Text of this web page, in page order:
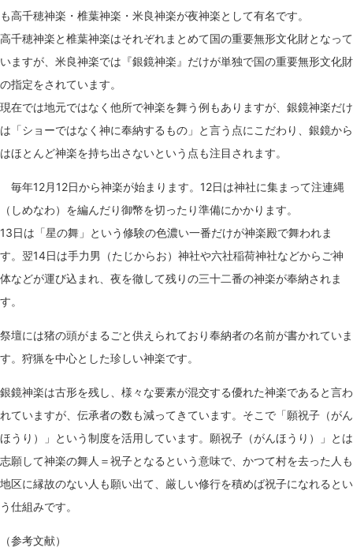
も高千穂神楽・椎葉神楽・米良神楽が夜神楽として有名です。
高千穂神楽と椎葉神楽はそれぞれまとめて国の重要無形文化財となって
いますが、米良神楽では『銀鏡神楽』だけが単独で国の重要無形文化財
の指定をされています。
現在では地元ではなく他所で神楽を舞う例もありますが、銀鏡神楽だけ
は「ショーではなく神に奉納するもの」と言う点にこだわり、銀鏡から
はほとんど神楽を持ち出さないという点も注目されます。
毎年12月12日から神楽が始まります。12日は神社に集まって注連縄
（しめなわ）を編んだり御幣を切ったり準備にかかります。
13日は「星の舞」という修験の色濃い一番だけが神楽殿で舞われま
す。翌14日は手力男（たじからお）神社や六社稲荷神社などからご神
体などが運び込まれ、夜を徹して残りの三十二番の神楽が奉納されま
す。
祭壇には猪の頭がまるごと供えられており奉納者の名前が書かれていま
す。狩猟を中心とした珍しい神楽です。
銀鏡神楽は古形を残し、様々な要素が混交する優れた神楽であると言わ
れていますが、伝承者の数も減ってきています。そこで「願祝子（がん
ほうり）」という制度を活用しています。願祝子（がんほうり）」とは
志願して神楽の舞人＝祝子となるという意味で、かつて村を去った人も
地区に縁故のない人も願い出て、厳しい修行を積めば祝子になれるとい
う仕組みです。
（参考文献）